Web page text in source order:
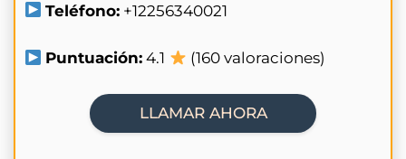
Teléfono: +12256340021
Puntuación: 4.1 (160 valoraciones)
LLAMAR AHORA